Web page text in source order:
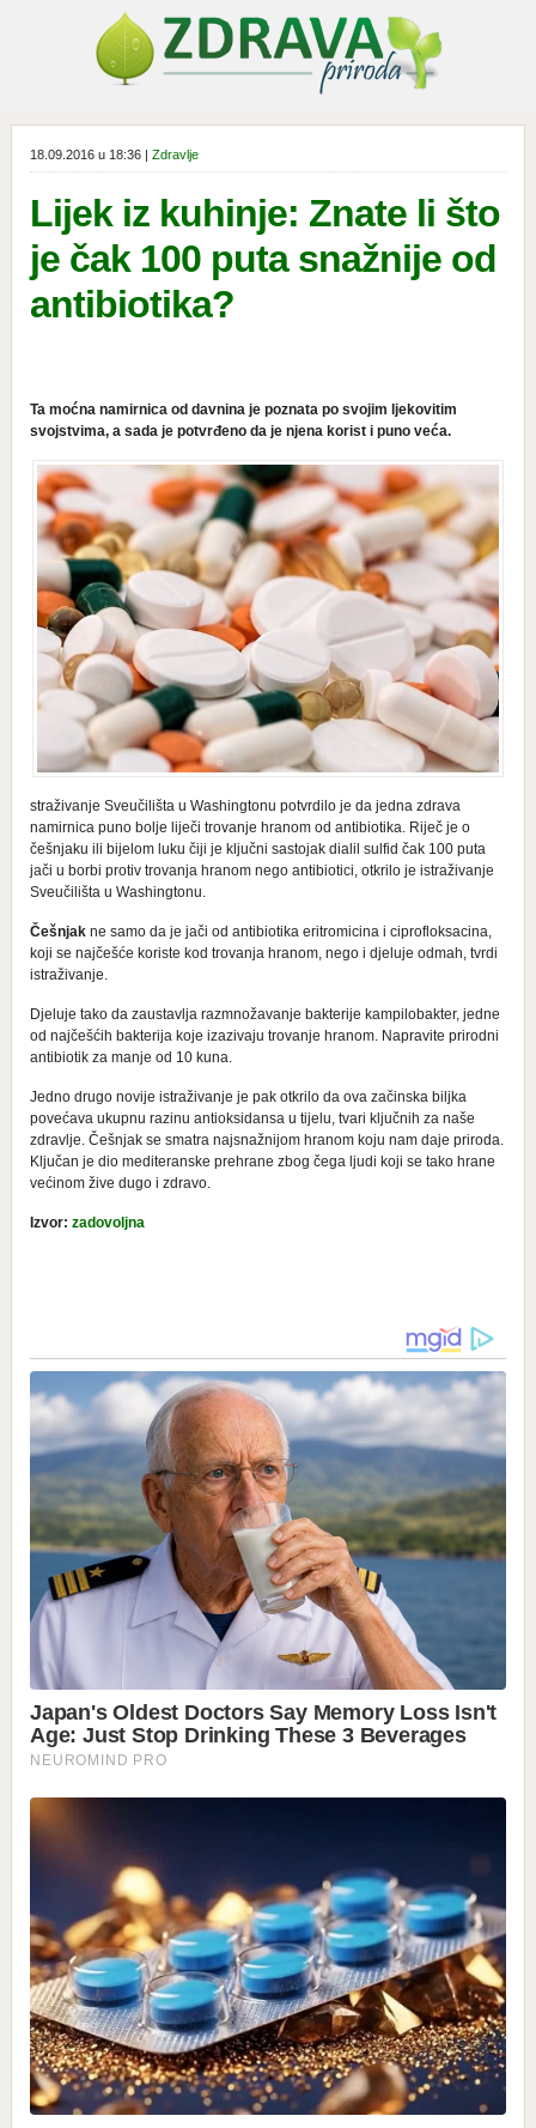
18.09.2016 u 18:36 | Zdravlje
Lijek iz kuhinje: Znate li što
je čak 100 puta snažnije od
antibiotika?
Ta moćna namirnica od davnina je poznata po svojim ljekovitim
svojstvima, a sada je potvrđeno da je njena korist i puno veća.
straživanje Sveučilišta u Washingtonu potvrdilo je da jedna zdrava
namirnica puno bolje liječi trovanje hranom od antibiotika. Riječ je o
češnjaku ili bijelom luku čiji je ključni sastojak dialil sulfid čak 100 puta
jači u borbi protiv trovanja hranom nego antibiotici, otkrilo je istraživanje
Sveučilišta u Washingtonu.
Češnjak ne samo da je jači od antibiotika eritromicina i ciprofloksacina,
koji se najčešće koriste kod trovanja hranom, nego i djeluje odmah, tvrdi
istraživanje.
Djeluje tako da zaustavlja razmnožavanje bakterije kampilobakter, jedne
od najčešćih bakterija koje izazivaju trovanje hranom. Napravite prirodni
antibiotik za manje od 10 kuna.
Jedno drugo novije istraživanje je pak otkrilo da ova začinska biljka
povećava ukupnu razinu antioksidansa u tijelu, tvari ključnih za naše
zdravlje. Češnjak se smatra najsnažnijom hranom koju nam daje priroda.
Ključan je dio mediteranske prehrane zbog čega ljudi koji se tako hrane
većinom žive dugo i zdravo.
Izvor: zadovoljna